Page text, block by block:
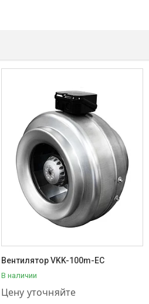
Вентилятор VKK-100m-EC
В наличии
Цену уточняйте
+7 (707) 111-57-56